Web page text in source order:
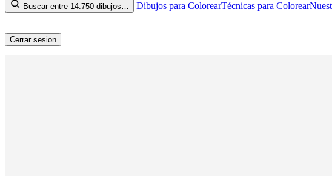
Buscar entre 14.750 dibujos… Dibujos para ColorearTécnicas para Colorear
Cerrar sesion